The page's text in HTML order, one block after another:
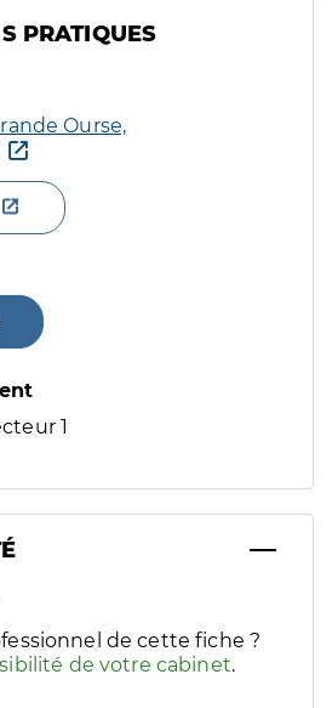
PRATIQUES
Ourse,
1
plusieurs handicaps/besoins
de cette fiche ?
de votre cabinet.